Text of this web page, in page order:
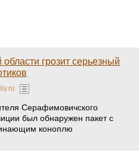
грозит серьезный
Серафимовичского
был обнаружен пакет с
коноплю